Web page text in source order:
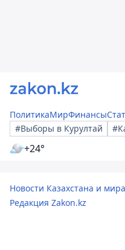
ПолитикаМирФинансы
#Выборы в Курултай
+24°
Новости Казахстана и
Редакция Zakon.kz